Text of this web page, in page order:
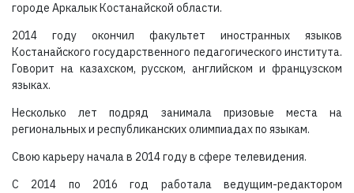
городе Аркалык Костанайской области.
2014 году окончил факультет иностранных языков
Костанайского государственного педагогического института.
Говорит на казахском, русском, английском и французском
языках.
Несколько лет подряд занимала призовые места на
региональных и республиканских олимпиадах по языкам.
Свою карьеру начала в 2014 году в сфере телевидения.
С 2014 по 2016 год работала ведущим-редактором